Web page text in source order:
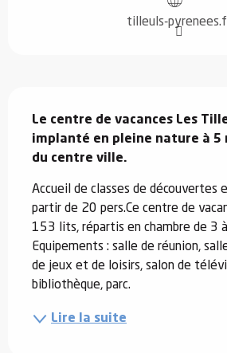
tilleuls-
Le centre de vacances Les
implanté en pleine nature à 5
du centre ville.
Accueil de classes de découvertes
partir de 20 pers.Ce centre de
153 lits, répartis en chambre de 3
Equipements : salle de réunion,
de jeux et de loisirs, salon de
bibliothèque, parc.
Lire la suite